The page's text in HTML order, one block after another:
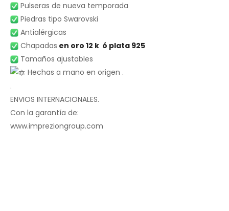
Pulseras de nueva temporada
Piedras tipo Swarovski
Antialérgicas
Chapadas en oro 12 k ó plata 925
Tamaños ajustables
Hechas a mano en origen .
.
ENVIOS INTERNACIONALES.
Con la garantía de:
www.impreziongroup.com